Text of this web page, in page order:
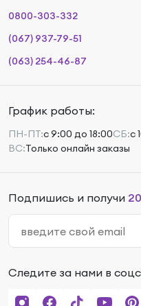
0800-303-332
(067) 937-79-51
(063) 254-46-87
График работы:
ПН-ПТ:с 9:00 до 18:00СБ:с
ВС:Только онлайн заказы
Подпишись и получи
Следите за нами в